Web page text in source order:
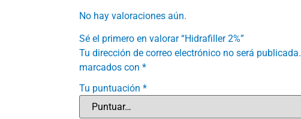
No hay valoraciones aún.
Sé el primero en valorar “Hidrafiller 2%”
Tu dirección de correo electrónico no será publicada.
marcados con *
Tu puntuación *